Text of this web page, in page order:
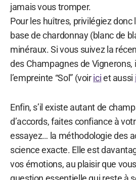
jamais vous tromper.
Pour les huîtres, privilégiez
base de chardonnay (blanc de
minéraux. Si vous suivez la
des Champagnes de Vignerons,
l’empreinte “Sol” (voiriciet aussi
Enfin, s’il existe autant de
d’accords, faites confiance à
essayez… la méthodologie des
science exacte. Elle est
vos émotions, au plaisir que